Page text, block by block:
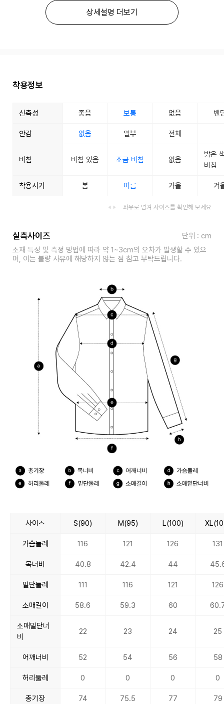
상세설명 더보기
착용정보
신축성 좋음 보통 없음 밴
안감 없음 일부 전체
비침 비침 있음 조금 비침 없음
밝은
비침
착용시기 봄 여름 가을 겨
좌우로 넘겨 사이즈를 확인해 보세요
실측사이즈
단위 : cm
소재 특성 및 측정 방법에 따라 약 1~3cm의 오차가 발생할 수 있으
며, 이는 불량 사유에 해당하지 않는 점 참고 부탁드립니다.
사이즈 S(90) M(95) L(100)
가슴둘레 116 121 126 131
목너비 40.8 42.4 44
밑단둘레 111 116 121 126
소매길이 58.6 59.3 60
소매밑단너
비
22 23 24 25
어깨너비 52 54 56 58
허리둘레 0 0 0 0
총기장 74 75.5 77 79